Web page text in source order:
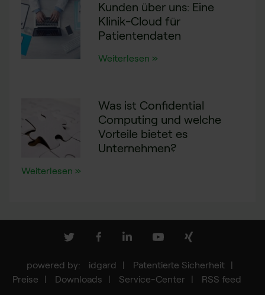
Kunden über uns: Eine
Klinik-Cloud für
Patientendaten
Weiterlesen »
Was ist Confidential
Computing und welche
Vorteile bietet es
Unternehmen?
Weiterlesen »
idgard
Patentierte Sicherheit
Preise
Downloads Service-Center
RSS feed